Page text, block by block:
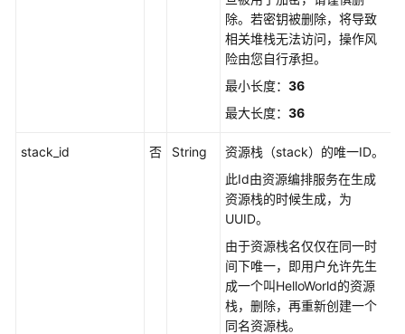
除。若密钥被删除，将导致
相关堆栈无法访问，操作风
险由您自行承担。
最小长度： 36
最大长度： 36
stack_id 否 String
资源栈（stack）的唯一ID。
此Id由资源编排服务在生成
资源栈的时候生成，为
UUID。
由于资源栈名仅仅在同一时
间下唯一，即用户允许先生
成一个叫HelloWorld的资源
栈，删除，再重新创建一个
同名资源栈。